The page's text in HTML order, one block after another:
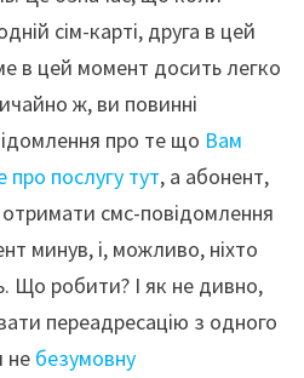
сім-карті, друга в цей
в цей момент досить легко
ж, ви повинні
про те що Вам
послугу тут, а абонент,
смс-повідомлення
минув, і, можливо, ніхто
Що робити? І як не дивно,
переадресацію з одного
не безумовну